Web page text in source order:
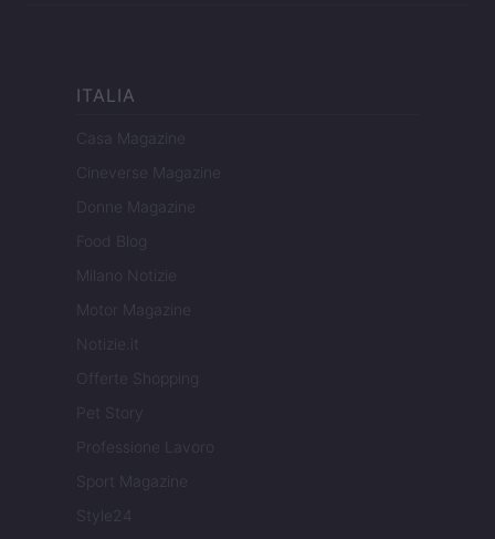
ITALIA
Casa Magazine
Cineverse Magazine
Donne Magazine
Food Blog
Milano Notizie
Motor Magazine
Notizie.it
Offerte Shopping
Pet Story
Professione Lavoro
Sport Magazine
Style24